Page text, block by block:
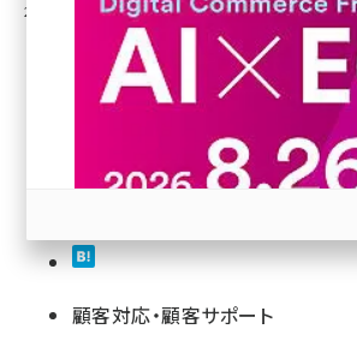
base (1071)
ビィ・フォアード (773)
revico (739)
2016年9月6日 11:00
顧客対応・顧客サポート
参加登録はこちら↑